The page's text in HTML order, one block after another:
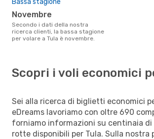
novembre
Secondo i dati della nostra
ricerca clienti, la bassa stagione
per volare a Tula è novembre.
Scopri i voli economici
Sei alla ricerca di biglietti economici
eDreams lavoriamo con oltre 690
forniamo informazioni su centinaia di
rotte disponibili per Tula. Sulla nostra